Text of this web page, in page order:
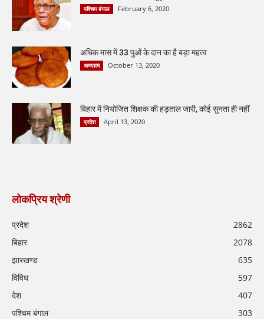
पश्चिम बंगाल February 6, 2020
अधिक मास में 33 पुओं के दान का है बड़ा महत्व
अध्यात्म October 13, 2020
बिहार में नियोजित शिक्षक की हड़ताल जारी, कोई सुनता ही नहीं
प्रदेश April 13, 2020
लोकप्रिय श्रेणी
प्रदेश
2862
बिहार
2078
झारखण्ड
635
विविध
597
देश
407
पश्चिम बंगाल
303